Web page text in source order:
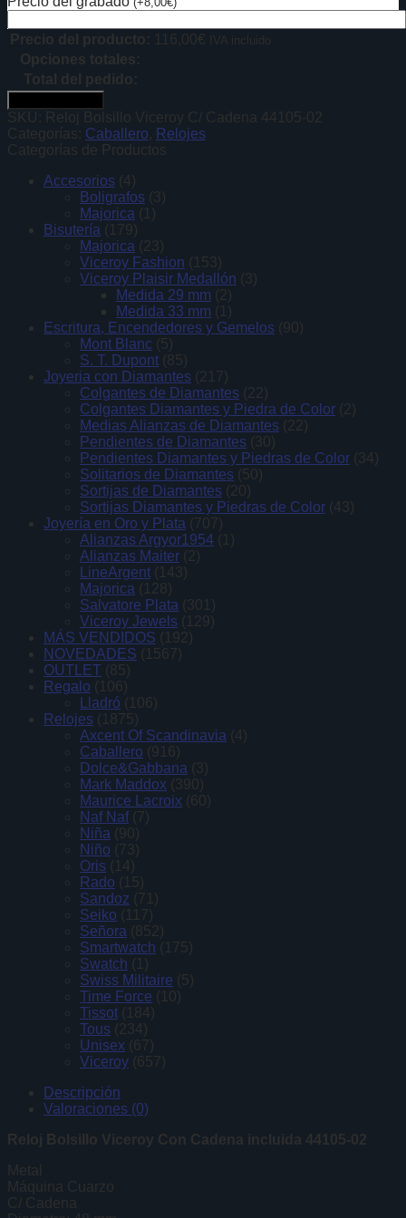
Precio del producto: 116,00€ IVA incluido
Opciones totales:
Total del pedido:
SKU: Reloj Bolsillo Viceroy C/ Cadena 44105-02
Categorías: Caballero, Relojes
Categorías de Productos
Accesorios (4)
Boligrafos (3)
Majorica (1)
Bisutería (179)
Majorica (23)
Viceroy Fashion (153)
Viceroy Plaisir Medallón (3)
Medida 29 mm (2)
Medida 33 mm (1)
Escritura, Encendedores y Gemelos (90)
Mont Blanc (5)
S. T. Dupont (85)
Joyeria con Diamantes (217)
Colgantes de Diamantes (22)
Colgantes Diamantes y Piedra de Color (2)
Medias Alianzas de Diamantes (22)
Pendientes de Diamantes (30)
Pendientes Diamantes y Piedras de Color (34)
Solitarios de Diamantes (50)
Sortijas de Diamantes (20)
Sortijas Diamantes y Piedras de Color (43)
Joyería en Oro y Plata (707)
Alianzas Argyor1954 (1)
Alianzas Maiter (2)
LineArgent (143)
Majorica (128)
Salvatore Plata (301)
Viceroy Jewels (129)
MÁS VENDIDOS (192)
NOVEDADES (1567)
OUTLET (85)
Regalo (106)
Lladró (106)
Relojes (1875)
Axcent Of Scandinavia (4)
Caballero (916)
Dolce&Gabbana (3)
Mark Maddox (390)
Maurice Lacroix (60)
Naf Naf (7)
Niña (90)
Niño (73)
Oris (14)
Rado (15)
Sandoz (71)
Seiko (117)
Señora (852)
Smartwatch (175)
Swatch (1)
Swiss Militaire (5)
Time Force (10)
Tissot (184)
Tous (234)
Unisex (67)
Viceroy (657)
Descripción
Valoraciones (0)
Reloj Bolsillo Viceroy Con Cadena incluida 44105-02
Metal
Máquina Cuarzo
C/ Cadena